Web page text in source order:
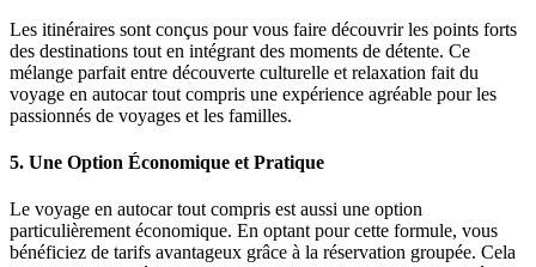
Les itinéraires sont conçus pour vous faire découvrir les points forts
des destinations tout en intégrant des moments de détente. Ce
mélange parfait entre découverte culturelle et relaxation fait du
voyage en autocar tout compris une expérience agréable pour les
passionnés de voyages et les familles.
5. Une Option Économique et Pratique
Le voyage en autocar tout compris est aussi une option
particulièrement économique. En optant pour cette formule, vous
bénéficiez de tarifs avantageux grâce à la réservation groupée. Cela